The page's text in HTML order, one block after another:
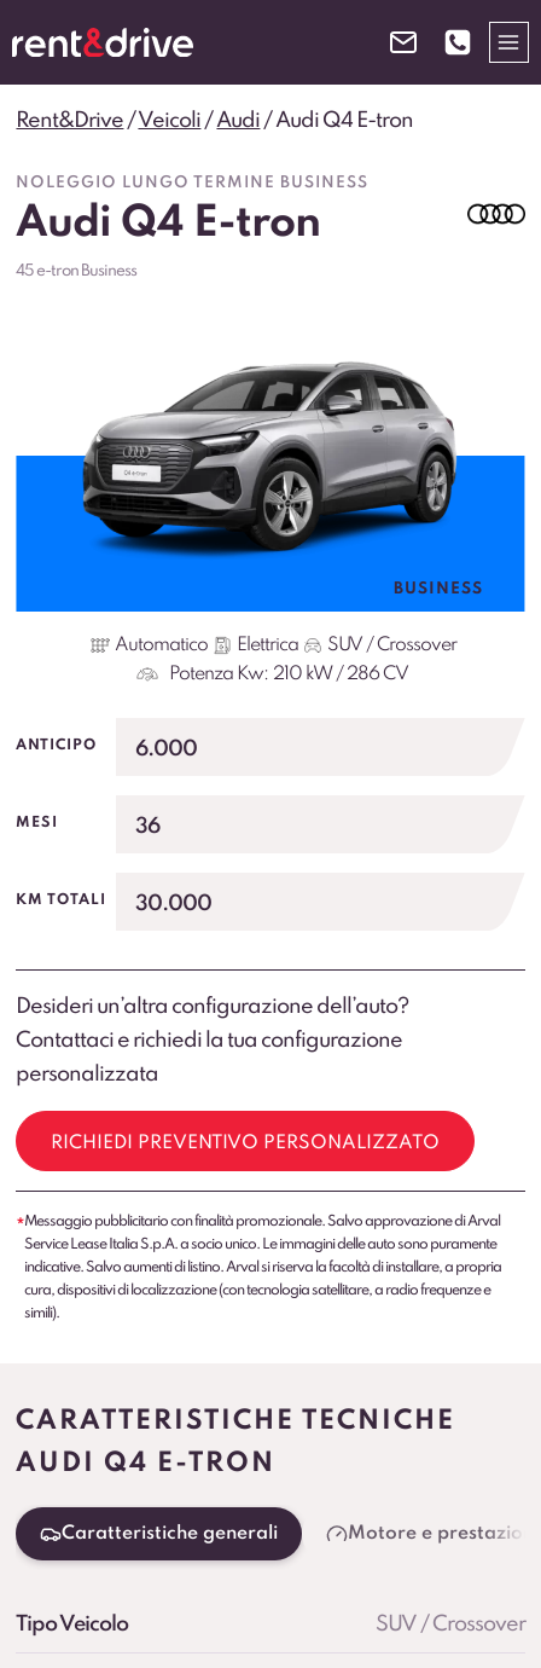
al
contenuto
Rent&Drive /Veicoli /Audi /Audi Q4 E-tron
NOLEGGIO LUNGO TERMINE BUSINESS
Audi Q4 E-tron
45 e-tron Business
BUSINESS
Automatico Elettrica
SUV / Crossover
Potenza Kw: 210 kW / 286 CV
ANTICIPO 6.000
MESI 36
KM TOTALI 30.000
Desideri un’altra configurazione dell’auto?
Contattaci e richiedi la tua configurazione
personalizzata
RICHIEDI PREVENTIVO PERSONALIZZATO
*Messaggio pubblicitario con finalità promozionale. Salvo approvazione di Arval
Service Lease Italia S.p.A. a socio unico. Le immagini delle auto sono puramente
indicative. Salvo aumenti di listino. Arval si riserva la facoltà di installare, a propria
cura, dispositivi di localizzazione (con tecnologia satellitare, a radio frequenze e
simili).
CARATTERISTICHE TECNICHE
AUDI Q4 E-TRON
Caratteristiche generali Motore e prestazioni
Tipo Veicolo SUV / Crossover